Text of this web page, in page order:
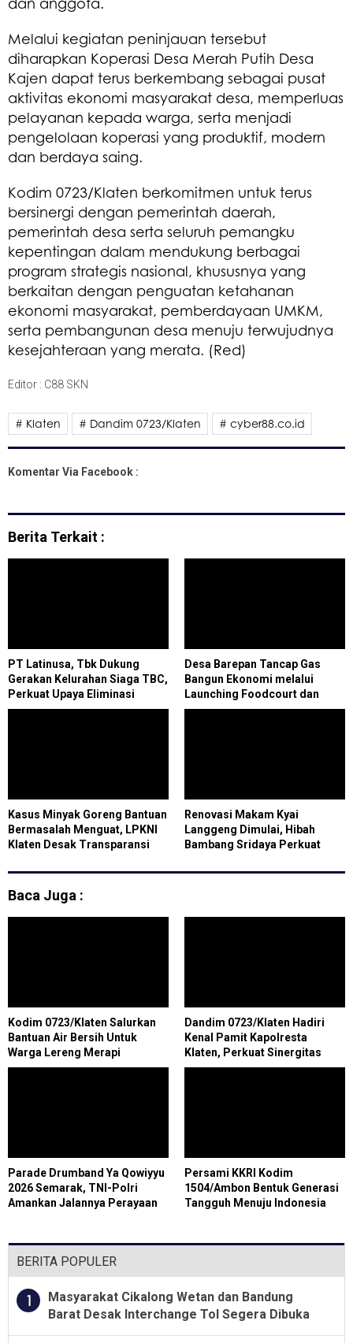
Melalui kegiatan peninjauan tersebut
diharapkan Koperasi Desa Merah Putih Desa
Kajen dapat terus berkembang sebagai pusat
aktivitas ekonomi masyarakat desa, memperluas
pelayanan kepada warga, serta menjadi
pengelolaan koperasi yang produktif, modern
dan berdaya saing.
Kodim 0723/Klaten berkomitmen untuk terus
bersinergi dengan pemerintah daerah,
pemerintah desa serta seluruh pemangku
kepentingan dalam mendukung berbagai
program strategis nasional, khususnya yang
berkaitan dengan penguatan ketahanan
ekonomi masyarakat, pemberdayaan UMKM,
serta pembangunan desa menuju terwujudnya
kesejahteraan yang merata. (Red)
Editor : C88 SKN
# Klaten # Dandim 0723/Klaten # cyber88.co.id
Komentar Via Facebook :
Berita Terkait :
PT Latinusa, Tbk Dukung
Gerakan Kelurahan Siaga TBC,
Perkuat Upaya Eliminasi
Tuberkulosis di Kota Cilegon
Desa Barepan Tancap Gas
Bangun Ekonomi melalui
Launching Foodcourt dan
Destinasi Wisata Malam
Kasus Minyak Goreng Bantuan
Bermasalah Menguat, LPKNI
Klaten Desak Transparansi
Renovasi Makam Kyai
Langgeng Dimulai, Hibah
Bambang Sridaya Perkuat
Wisata Religi Magelang
Baca Juga :
Kodim 0723/Klaten Salurkan
Bantuan Air Bersih Untuk
Warga Lereng Merapi
Dandim 0723/Klaten Hadiri
Kenal Pamit Kapolresta
Klaten, Perkuat Sinergitas
Forkopimda Untuk Menjaga
Parade Drumband Ya Qowiyyu
2026 Semarak, TNI-Polri
Amankan Jalannya Perayaan
Persami KKRI Kodim
1504/Ambon Bentuk Generasi
Tangguh Menuju Indonesia
BERITA POPULER
1
Masyarakat Cikalong Wetan dan Bandung
Barat Desak Interchange Tol Segera Dibuka